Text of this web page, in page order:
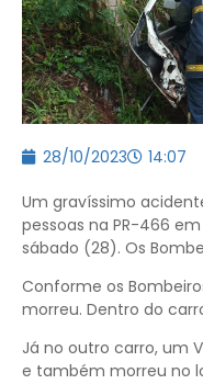
28/10/2023 14:07
Um gravíssimo
pessoas na PR-466
sábado (28). Os
Conforme os
morreu. Dentro do
Já no outro carro, um
e também morreu no